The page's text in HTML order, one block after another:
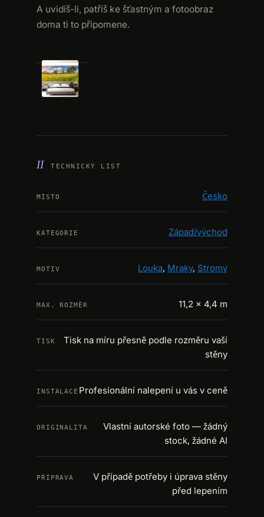
A uvidíš-li, patříš ke šťastným a fotoobraz
doma ti to připomene.
TECHNICKÝ LIST
MÍSTO Česko
KATEGORIE Západ/východ
MOTIV Louka, Mraky, Stromy
MAX. ROZMĚR 11,2 × 4,4 m
TISK
Tisk na míru přesně podle rozměru vaší
stěny
INSTALACE Profesionální nalepení u vás v ceně
ORIGINALITA
Vlastní autorské foto — žádný
stock, žádné AI
PŘÍPRAVA
V případě potřeby i úprava stěny
před lepením